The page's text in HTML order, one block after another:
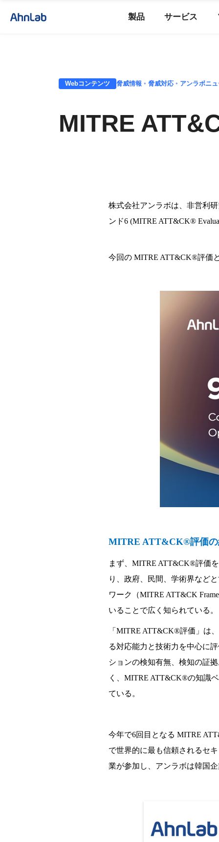
製品 サービス
Webコンテンツ 脅威情報 ◦ 脅威対応 ◦ アンラボニ
MITRE
株式会社アンラボは、 非営利 研
ンド6 (MITRE ATT&CK®
今回の MITRE ATT&CK®評価
MITRE ATT&CK®評価
まず、 MITRE ATT&CK®評価
り
、政府、民間、 学術界など
ワーク（MITRE ATT&CK
いることで広 く知られている。
「 MITRE ATT&CK®評価 」は
る対応能力と技術力を中心に評
ションの検知有無、 検知の証拠
く、 MITRE ATT&CK®の知識ベ
ている 。
今年で6回目となる MITRE
で世界的に最も信頼されるセ
業が参加し、アンラボは韓国